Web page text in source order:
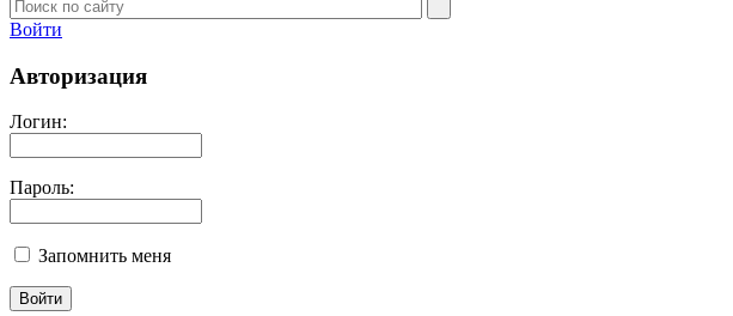
Войти
Авторизация
Логин:
Пароль:
Запомнить меня